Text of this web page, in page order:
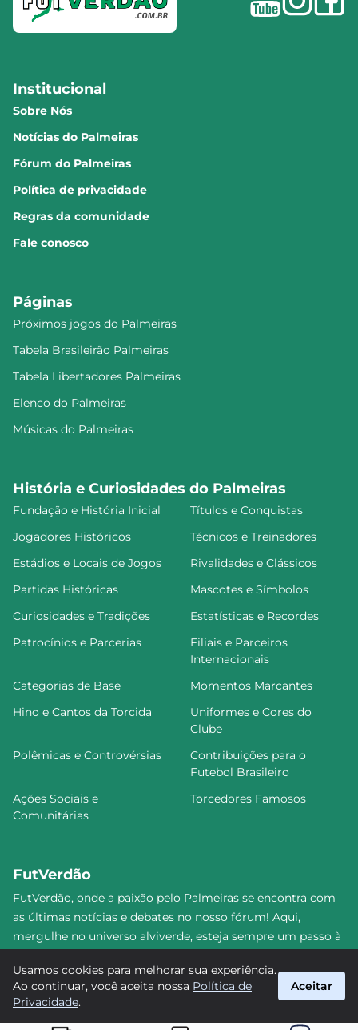
Institucional
Sobre Nós
Notícias do Palmeiras
Fórum do Palmeiras
Política de privacidade
Regras da comunidade
Fale conosco
Páginas
Próximos jogos do Palmeiras
Tabela Brasileirão Palmeiras
Tabela Libertadores Palmeiras
Elenco do Palmeiras
Músicas do Palmeiras
História e Curiosidades do Palmeiras
Fundação e História Inicial
Títulos e Conquistas
Jogadores Históricos
Técnicos e Treinadores
Estádios e Locais de Jogos
Rivalidades e Clássicos
Partidas Históricas
Mascotes e Símbolos
Curiosidades e Tradições
Estatísticas e Recordes
Patrocínios e Parcerias
Filiais e Parceiros
Internacionais
Categorias de Base
Momentos Marcantes
Hino e Cantos da Torcida
Uniformes e Cores do
Clube
Polêmicas e Controvérsias
Contribuições para o
Futebol Brasileiro
Ações Sociais e
Comunitárias
Torcedores Famosos
FutVerdão
FutVerdão, onde a paixão pelo Palmeiras se encontra com
as últimas notícias e debates no nosso fórum! Aqui,
mergulhe no universo alviverde, esteja sempre um passo à
comunidade. Junte-se a nós nesta jornada emocionante!
#Palmeiras #FutVerdão
Usamos cookies para melhorar sua experiência.
Ao continuar, você aceita nossa Política de
Privacidade.
Aceitar